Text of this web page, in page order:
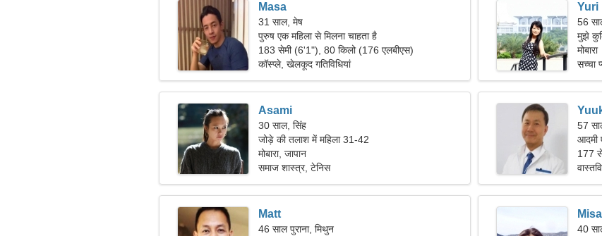
Masa
31 साल, मेष
पुरुष एक महिला से मिलना चाहता है
183 सेमी (6'1"), 80 किलो (176 एलबीएस)
कॉस्प्ले, खेलकूद गतिविधियां
Yuri
56
मुझे
मोबारा
सच्चा
Asami
30 साल, सिंह
जोड़े की तलाश में महिला 31-42
मोबारा, जापान
समाज शास्त्र, टेनिस
57
आदमी
177
Matt
46 साल पुराना, मिथुन
40